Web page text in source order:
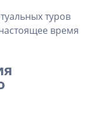
туров
время